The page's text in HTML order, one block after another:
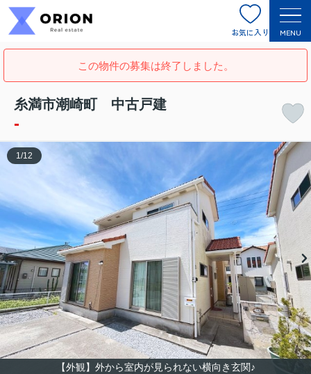
お気に入り MENU
この物件の募集は終了しました。
糸満市潮崎町 中古戸建
-
【外観】外から室内が見られない横向き玄関♪
1 /12